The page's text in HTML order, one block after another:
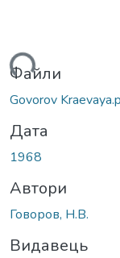
Файли
Govorov
Дата
1968
Автори
Говоров, Н.В.
Видавець